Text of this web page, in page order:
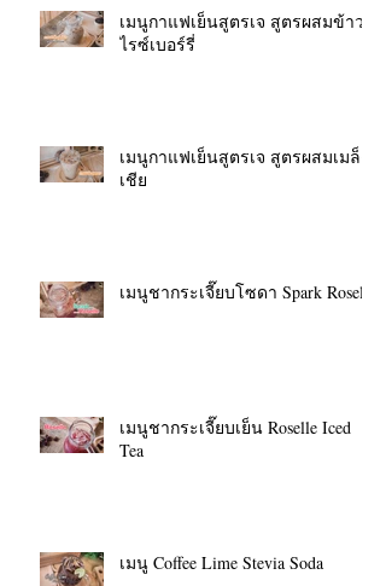
เมนูกาแฟเย็นสูตรเจ สูตรผสมข้าว
ไรซ์เบอร์รี่
เมนูกาแฟเย็นสูตรเจ สูตรผสมเมล็ด
เชีย
เมนูชากระเจี๊ยบโซดา Spark Roselle
เมนูชากระเจี๊ยบเย็น Roselle Iced
Tea
เมนู Coffee Lime Stevia Soda